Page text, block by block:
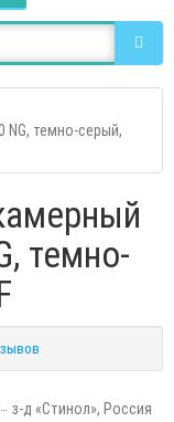
NG, темно-серый,
темно-
з-д «Стинол», Россия